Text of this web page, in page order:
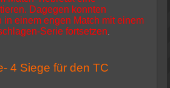
Dagegen konnten
in einem engen Match mit einem
Serie fortsetzen
4 Siege für den TC